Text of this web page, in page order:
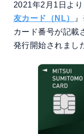
2021年2月1日よ
友カード（NL）
カード番号が記載
発行開始されまし